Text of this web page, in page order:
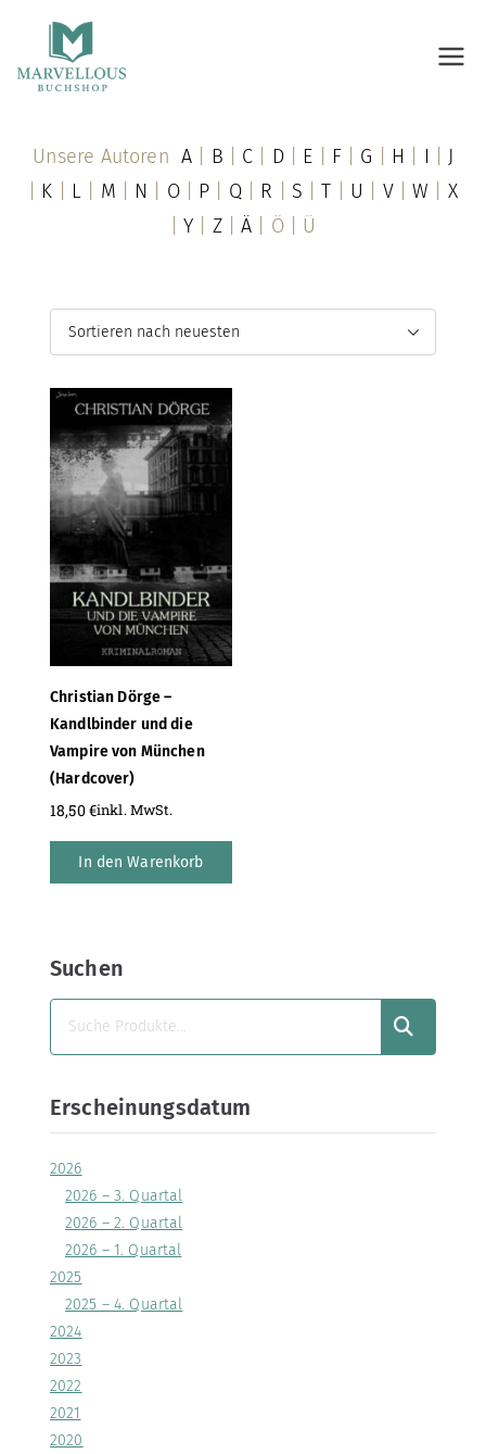
Unsere AutorenA B C D| E F G H I
J
K L M N O| P Q| R S |T U V|W
X
Y Z|Ä | Ö | Ü
Christian Dörge –
Kandlbinder und die
Vampire von München
(Hardcover)
18,50€inkl. MwSt.
In den Warenkorb
Suchen
SUCHEN
Erscheinungsdatum
2026
2026 – 3. Quartal
2026 – 2. Quartal
2026 – 1. Quartal
2025
2025 – 4. Quartal
2024
2023
2022
2021
2020